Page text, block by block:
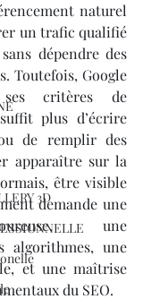
3D
naturel
un trafic qualifié
dépendre des
Toutefois, Google
critères de
plus d’écrire
de remplir des
apparaître sur la
être visible
demande une
une
algorithmes, une
et une maîtrise
du SEO.